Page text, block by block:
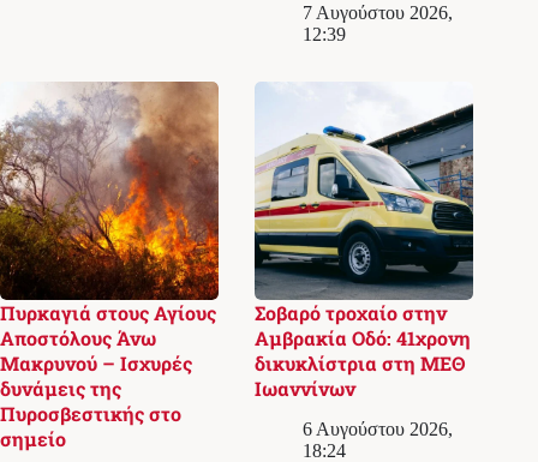
7 Αυγούστου 2026,
12:39
Πυρκαγιά στους Αγίους
Αποστόλους Άνω
Μακρυνού – Ισχυρές
δυνάμεις της
Πυροσβεστικής στο
σημείο
Σοβαρό τροχαίο στην
Αμβρακία Οδό: 41χρονη
δικυκλίστρια στη ΜΕΘ
Ιωαννίνων
6 Αυγούστου 2026,
18:24